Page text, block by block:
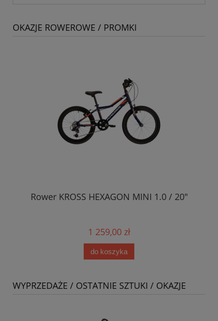
OKAZJE ROWEROWE / PROMKI
Rower KROSS HEXAGON MINI 1.0 / 20"
1 259,00 zł
do koszyka
WYPRZEDAŻE / OSTATNIE SZTUKI / OKAZJE